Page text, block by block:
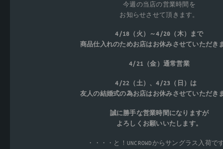
今週の当店の営業時間を
お知らせさせて頂きます。
4/18（火）～4/20（木）まで
商品仕入れのためお店はお休みさせていただき
4/21（金）通常営業
4/22（土）、4/23（日）は
友人の結婚式の為お店はお休みさせていただき
誠に勝手な営業時間になりますが
よろしくお願いいたします。
・・・・と！UNCROWDからサングラス入荷で